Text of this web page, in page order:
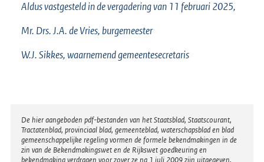
Aldus vastgesteld in de vergadering van 11 februari 2025,
Mr. Drs. J.A. de Vries, burgemeester
W.J. Sikkes, waarnemend gemeentesecretaris
Disclaimer
De hier aangeboden pdf-bestanden van het Staatsblad, Staatscourant,
Tractatenblad, provinciaal blad, gemeenteblad, waterschapsblad en blad
gemeenschappelijke regeling vormen de formele bekendmakingen in de
zin van de Bekendmakingswet en de Rijkswet goedkeuring en
bekendmaking verdragen voor zover ze na 1 juli 2009 zijn uitgegeven.